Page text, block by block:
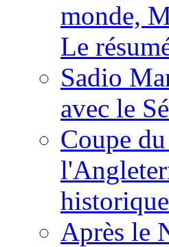
monde,
Le
Sadio
avec le
Coupe
historique
Après le